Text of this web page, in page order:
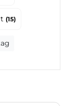
(15)